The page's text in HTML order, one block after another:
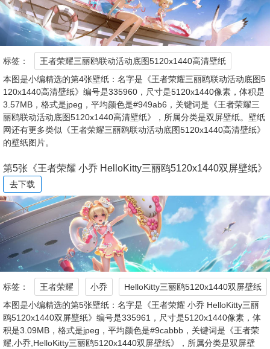
标签：
王者荣耀三丽鸥联动活动底图5120x1440高清壁纸
本图是小编精选的第4张壁纸：名字是《王者荣耀三丽鸥联动活动底图5
120x1440高清壁纸》编号是335960，尺寸是5120x1440像素，体积是
3.57MB，格式是jpeg，平均颜色是#949ab6，关键词是《王者荣耀三
丽鸥联动活动底图5120x1440高清壁纸》，所属分类是双屏壁纸。壁纸
网还有更多类似《王者荣耀三丽鸥联动活动底图5120x1440高清壁纸》
的壁纸图片。
第5张《王者荣耀 小乔 HelloKitty三丽鸥5120x1440双屏壁纸》
去下载
标签： 王者荣耀 小乔
HelloKitty三丽鸥5120x1440双屏壁纸
本图是小编精选的第5张壁纸：名字是《王者荣耀 小乔 HelloKitty三丽
鸥5120x1440双屏壁纸》编号是335961，尺寸是5120x1440像素，体
积是3.09MB，格式是jpeg，平均颜色是#9cabbb，关键词是《王者荣
耀,小乔,HelloKitty三丽鸥5120x1440双屏壁纸》，所属分类是双屏壁